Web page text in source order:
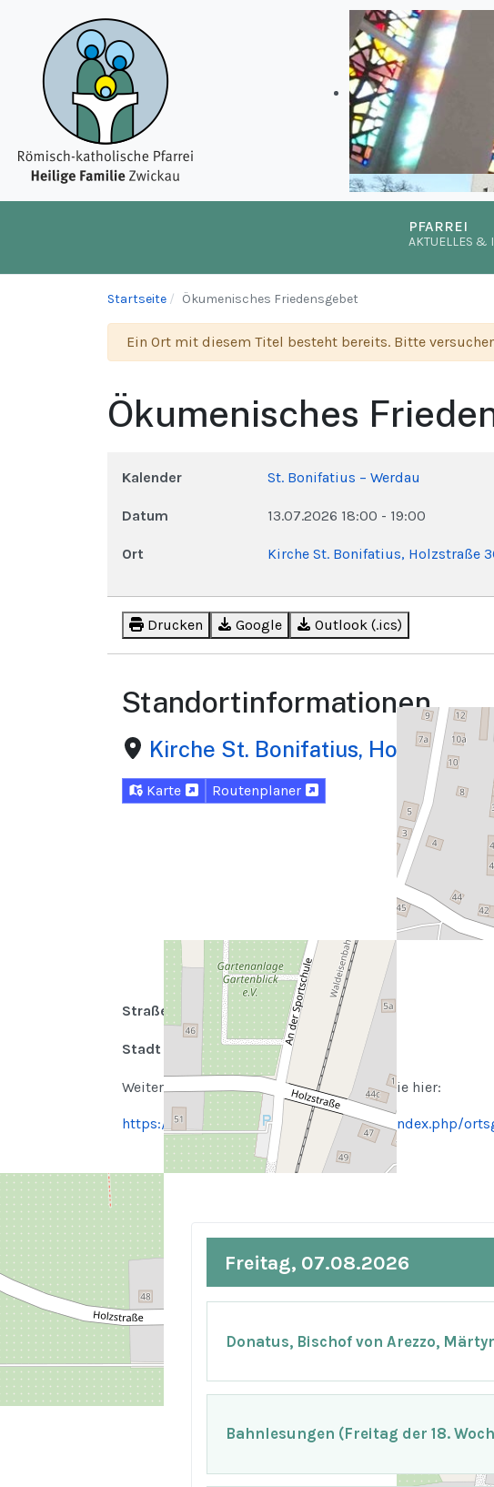
PFARREI
AKTUELLES &
Startseite Ökumenisches Friedensgebet
Warnung
Ein Ort mit diesem Titel besteht bereits. Bitte
Ökumenisches
Kalender St. Bonifatius – Werdau
Datum 13.07.2026 18:00 - 19:00
Ort Kirche St. Bonifatius, Holzstraße
Drucken Google Outlook (.ics)
Standortinformationen
Kirche St. Bonifatius, Holzstraße
Karte Routenplaner
Straße Holzstraße 36
Stadt 08412 Werdau
Weitere Inforamtionen zur Kirche finden Sie hier:
https://www.heilige-familie-zwickau.de/index.php/
Freitag, 07.08.2026
Donatus, Bischof von Arezzo,
Bahnlesungen (Freitag der 18.